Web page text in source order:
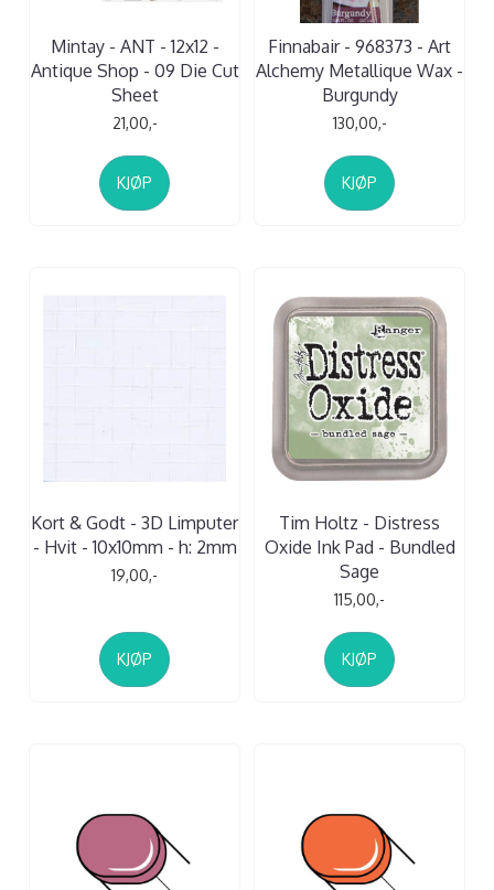
Mintay - ANT - 12x12 -
Antique Shop - 09 Die Cut
Sheet
21,00,-
KJØP
Finnabair - 968373 - Art
Alchemy Metallique Wax -
Burgundy
130,00,-
KJØP
Kort & Godt - 3D Limputer
- Hvit - 10x10mm - h: 2mm
19,00,-
KJØP
Tim Holtz - Distress
Oxide Ink Pad - Bundled
Sage
115,00,-
KJØP